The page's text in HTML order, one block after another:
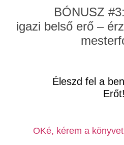
BÓNUSZ #3:
igazi belső erő –
Éleszd fel a
Erőt!
OKé, kérem a